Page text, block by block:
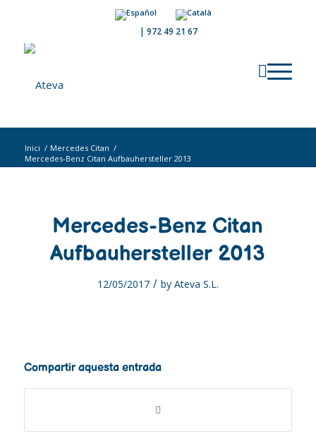
| 972 49 21 67
Inici / Mercedes Citan /
Mercedes-Benz Citan Aufbauhersteller 2013
Mercedes-Benz Citan
Aufbauhersteller 2013
12/05/2017 / by Ateva S.L.
Compartir aquesta entrada